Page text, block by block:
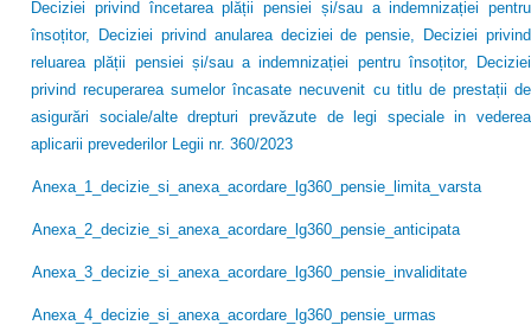
Deciziei privind încetarea plății pensiei și/sau a indemnizației pentru
însoțitor, Deciziei privind anularea deciziei de pensie, Deciziei privind
reluarea plății pensiei și/sau a indemnizației pentru însoțitor, Deciziei
privind recuperarea sumelor încasate necuvenit cu titlu de prestații de
asigurări sociale/alte drepturi prevăzute de legi speciale in vederea
aplicarii prevederilor Legii nr. 360/2023
Anexa_1_decizie_si_anexa_acordare_lg360_pensie_limita_varsta
Anexa_2_decizie_si_anexa_acordare_lg360_pensie_anticipata
Anexa_3_decizie_si_anexa_acordare_lg360_pensie_invaliditate
Anexa_4_decizie_si_anexa_acordare_lg360_pensie_urmas